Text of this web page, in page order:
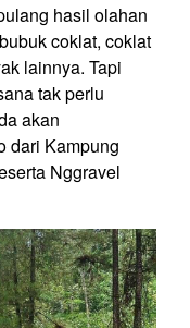
hasil olahan
coklat, coklat
lainnya. Tapi
tak perlu
akan
dari Kampung
Nggravel